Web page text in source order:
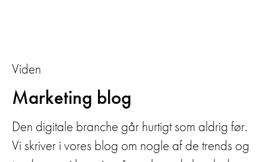
Viden
Marketing blog
Den digitale branche går hurtigt som aldrig før.
Vi skriver i vores blog om nogle af de trends og